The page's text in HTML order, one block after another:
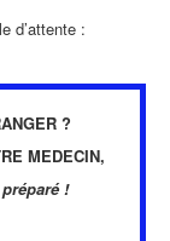
d’attente :
?
MEDECIN,
!